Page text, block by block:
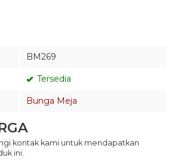
BM269
Tersedia
Bunga Meja
kontak kami untuk mendapatkan
ini.